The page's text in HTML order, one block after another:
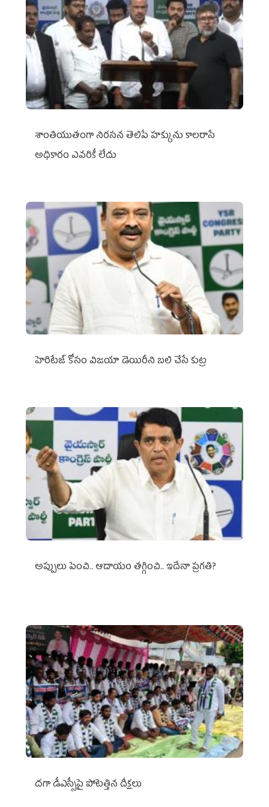
శాంతియుతంగా నిరసన తెలిపే హక్కును కాలరాసే
అధికారం ఎవరికీ లేదు
హెరిటేజ్ కోసం విజయా డెయిరీని బలి చేసే కుట్ర‌
అప్పులు పెంచి.. ఆదాయం తగ్గించి.. ఇదేనా ప్రగతి?
దగా డీఎస్సీపై పోటెత్తిన దీక్షలు